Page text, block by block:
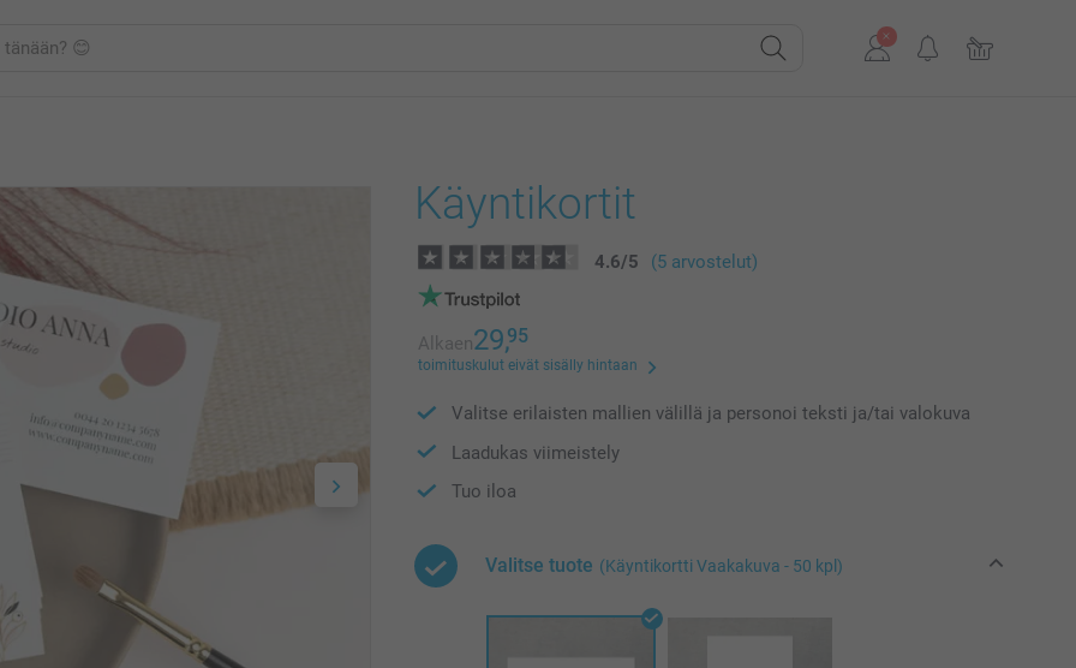
Käyntikortit
4.6/5 (5 arvostelut)
Alkaen29,95
toimituskulut eivät sisälly hintaan
Valitse erilaisten mallien välillä ja personoi teksti ja/tai valokuva
Laadukas viimeistely
Tuo iloa
Valitse tuote (Käyntikortti Vaakakuva - 50 kpl)